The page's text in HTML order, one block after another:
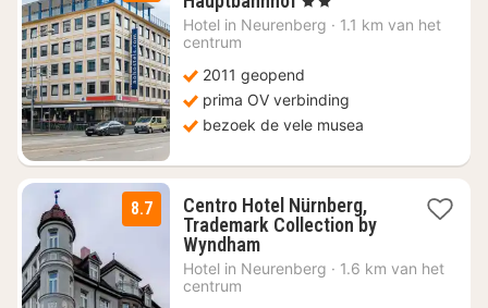
nachten
vanaf
82,09
Hotel in Neurenberg · 1.1 km van het
centrum
2011 geopend
prima OV verbinding
bezoek de vele musea
8.7
Centro Hotel Nürnberg,
Trademark Collection by
Wyndham1
nacht
Hotel in Neurenberg · 1.6 km van het
centrum